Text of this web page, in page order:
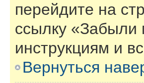
перейдите на
ссылку «Забыли
инструкциям и
Вернуться